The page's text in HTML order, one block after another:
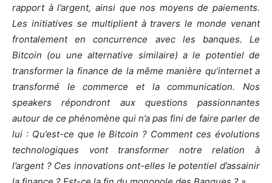
rapport à l’argent, ainsi que nos moyens de paiements.
Les initiatives se multiplient à travers le monde venant
frontalement en concurrence avec les banques. Le
Bitcoin (ou une alternative similaire) a le potentiel de
transformer la finance de la même manière qu’internet a
transformé le commerce et la communication. Nos
speakers répondront aux questions passionnantes
autour de ce phénomène qui n’a pas fini de faire parler de
lui : Qu’est-ce que le Bitcoin ? Comment ces évolutions
technologiques vont transformer notre relation à
l’argent ? Ces innovations ont-elles le potentiel d’assainir